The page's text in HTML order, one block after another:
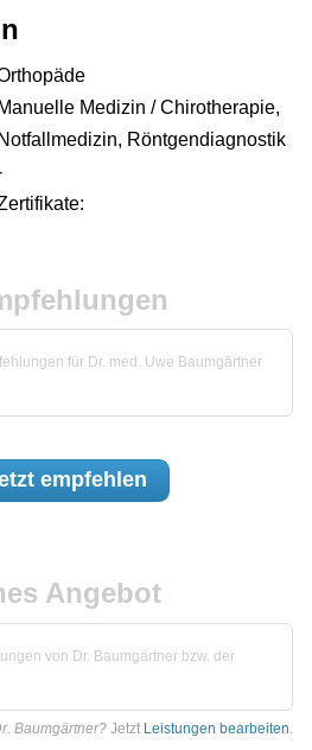
Manuelle Medizin / Chirotherapie,
Notfallmedizin, Röntgendiagnostik
für Dr. med. Uwe Baumgärtner
empfehlen
Angebot
von Dr. Baumgärtner bzw. der
Baumgärtner? Jetzt Leistungen bearbeiten.